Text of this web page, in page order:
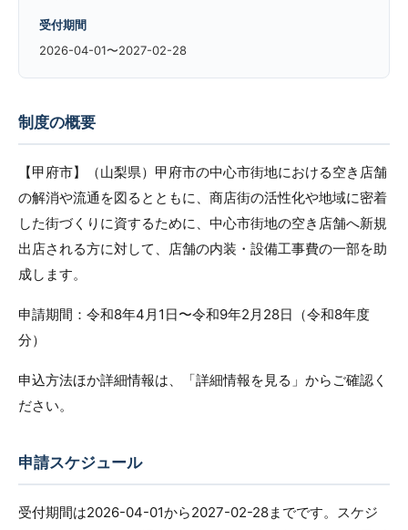
受付期間
2026-04-01〜2027-02-28
制度の概要
【甲府市】（山梨県）甲府市の中心市街地における空き店舗
の解消や流通を図るとともに、商店街の活性化や地域に密着
した街づくりに資するために、中心市街地の空き店舗へ新規
出店される方に対して、店舗の内装・設備工事費の一部を助
成します。
申請期間：令和8年4月1日〜令和9年2月28日（令和8年度
分）
申込方法ほか詳細情報は、「詳細情報を見る」からご確認く
ださい。
申請スケジュール
受付期間は2026-04-01から2027-02-28までです。スケジ